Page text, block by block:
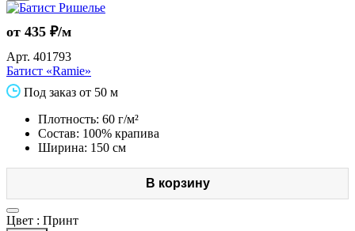
от 435 ₽/м
Арт. 401793
Батист «Ramie»
Под заказ от 50 м
Плотность: 60 г/м²
Состав: 100% крапива
Ширина: 150 см
В корзину
Цвет : Принт